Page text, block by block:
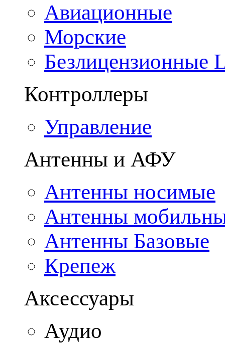
Авиационные
Морские
Безлицензионные
Контроллеры
Управление
Антенны и АФУ
Антенны носимые
Антенны
Антенны Базовые
Крепеж
Аксессуары
Аудио